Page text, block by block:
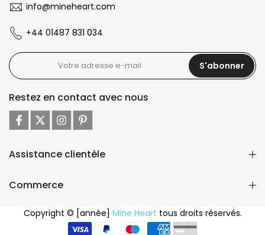
info@mineheart.com
+44 01487 831 034
S'abonner
Restez en contact avec nous
Assistance clientèle
Commerce
Copyright © [année] Mine Heart tous droits réservés.